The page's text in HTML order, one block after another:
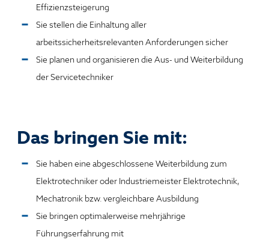
Effizienzsteigerung
Sie stellen die Einhaltung aller
arbeitssicherheitsrelevanten Anforderungen sicher
Sie planen und organisieren die Aus- und Weiterbildung
der Servicetechniker
Das bringen Sie mit:
Sie haben eine abgeschlossene Weiterbildung zum
Elektrotechniker oder Industriemeister Elektrotechnik,
Mechatronik bzw. vergleichbare Ausbildung
Sie bringenoptimalerweise mehrjährige
Führungserfahrung mit